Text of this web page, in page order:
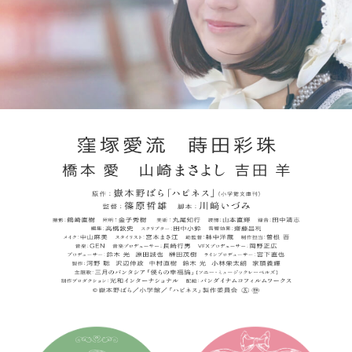
キャスト
スタッフ
原作情報
主題歌